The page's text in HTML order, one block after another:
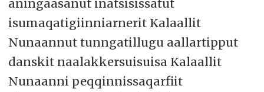
aningaasanut inatsisissatut
isumaqatigiinniarnerit Kalaallit
Nunaannut tunngatillugu aallartipput
danskit naalakkersuisuisa Kalaallit
Nunaanni peqqinnissaqarfiit